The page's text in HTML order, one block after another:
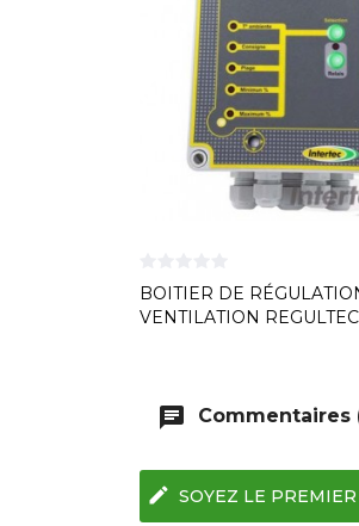
BOITIER DE
VENTILATION REGULTEC
chat Commentaires
edit SOYEZ LE